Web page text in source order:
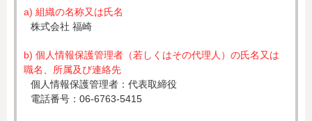
a) 組織の名称又は氏名
株式会社 福崎
b) 個人情報保護管理者（若しくはその代理人）の氏名又は
職名、所属及び連絡先
個人情報保護管理者：代表取締役
電話番号：06-6763-5415